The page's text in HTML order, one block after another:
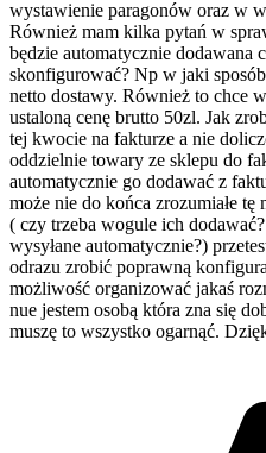
wystawienie paragonów oraz w
Również mam kilka pytań w
będzie automatycznie dodawana
skonfigurować? Np w jaki
netto dostawy. Również to chce
ustaloną cenę brutto 50zl. Jak
tej kwocie na fakturze a nie
oddzielnie towary ze sklepu do
automatycznie go dodawać z
może nie do końca zrozumiałe
( czy trzeba wogule ich
wysyłane automatycznie?)
odrazu zrobić poprawną
możliwość organizować jakaś
nue jestem osobą która zna się
muszę to wszystko ogarnąć.